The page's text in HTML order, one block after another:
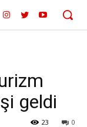
geldi
0
23